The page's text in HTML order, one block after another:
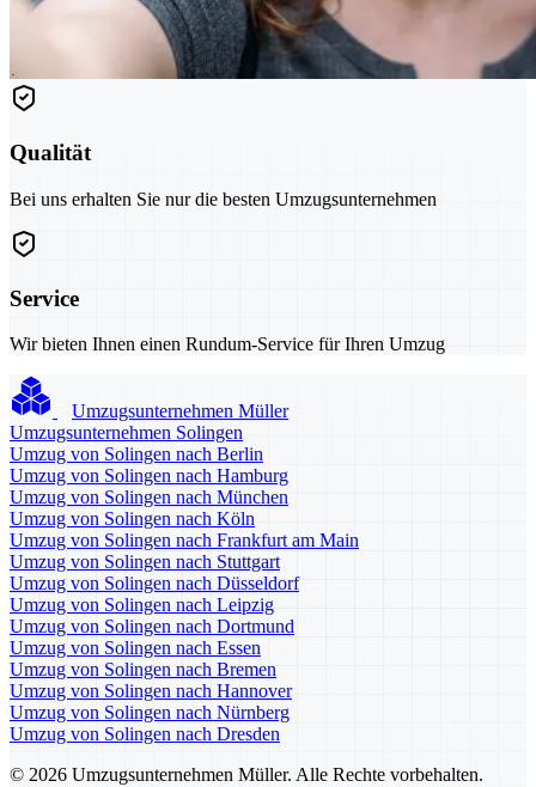
Qualität
Bei uns erhalten Sie nur die besten Umzugsunternehmen
Service
Wir bieten Ihnen einen Rundum-Service für Ihren Umzug
Umzugsunternehmen Müller
Umzugsunternehmen Solingen
Umzug von Solingen nach Berlin
Umzug von Solingen nach Hamburg
Umzug von Solingen nach München
Umzug von Solingen nach Köln
Umzug von Solingen nach Frankfurt am Main
Umzug von Solingen nach Stuttgart
Umzug von Solingen nach Düsseldorf
Umzug von Solingen nach Leipzig
Umzug von Solingen nach Dortmund
Umzug von Solingen nach Essen
Umzug von Solingen nach Bremen
Umzug von Solingen nach Hannover
Umzug von Solingen nach Nürnberg
Umzug von Solingen nach Dresden
© 2026 Umzugsunternehmen Müller. Alle Rechte vorbehalten.